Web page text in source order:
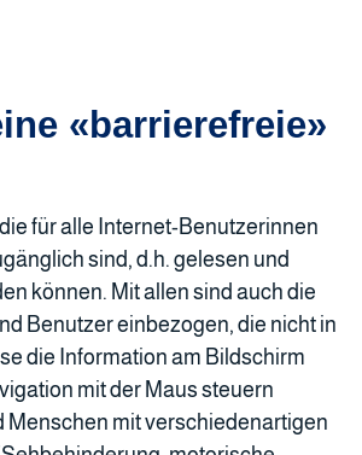
«barrierefreie»
für alle Internet-Benutzerinnen
sind, d.h. gelesen und
können. Mit allen sind auch die
Benutzer einbezogen, die nicht in
die Information am Bildschirm
mit der Maus steuern
Menschen mit verschiedenartigen